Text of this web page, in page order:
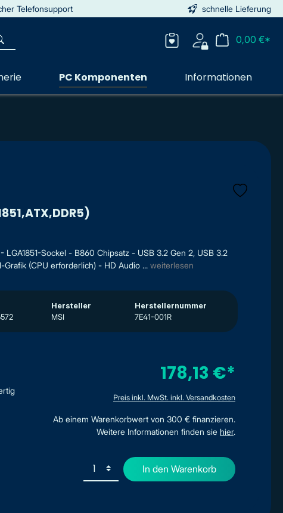
Telefonsupport schnelle Lieferung
0,00 €*
PC Komponenten Informationen
Sockel - B860 Chipsatz - USB 3.2 Gen 2, USB 3.2
(CPU erforderlich) - HD Audio ... weiterlesen
Hersteller
MSI
Herstellernummer
7E41-001R
178,13 €*
Preis inkl. MwSt. inkl. Versandkosten
Ab einem Warenkorbwert von 300 € finanzieren.
Weitere Informationen finden sie hier.
In den Warenkorb